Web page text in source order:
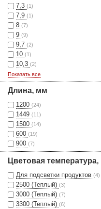
7,3 (1)
7,9 (1)
8 (7)
9 (9)
9,7 (2)
10 (1)
10,3 (2)
Показать все
Длина, мм
1200 (24)
1449 (11)
1500 (14)
600 (19)
900 (7)
Цветовая температура,
Для подсветки продуктов (4)
2500 (Теплый) (3)
3000 (Теплый) (7)
3300 (Теплый) (6)